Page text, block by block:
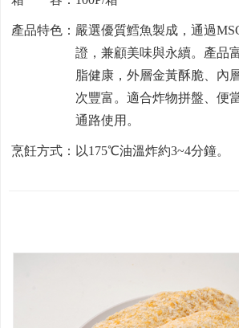
產品特色：嚴選優質鱈魚製成，通過
證，兼顧美味與永續。產品
脂健康，外層金黃酥脆、內
次豐富。適合炸物拼盤、便
通路使用。
烹飪方式：以175℃油溫炸約3~4分鐘。